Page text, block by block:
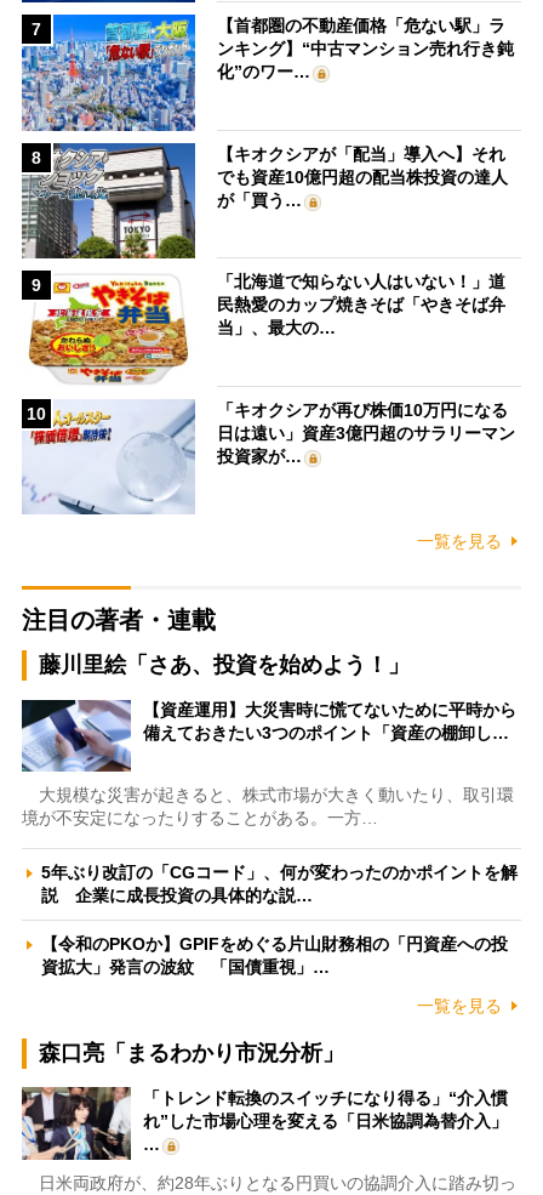
7
【首都圏の不動産価格「危ない駅」ラ
ンキング】“中古マンション売れ行き鈍
化”のワー…
8
【キオクシアが「配当」導入へ】それ
でも資産10億円超の配当株投資の達人
が「買う…
9
「北海道で知らない人はいない！」道
民熱愛のカップ焼きそば「やきそば弁
当」、最大の…
10
「キオクシアが再び株価10万円になる
日は遠い」資産3億円超のサラリーマン
投資家が…
一覧を見る
注目の著者・連載
藤川里絵「さあ、投資を始めよう！」
【資産運用】大災害時に慌てないために平時から
備えておきたい3つのポイント「資産の棚卸し…
大規模な災害が起きると、株式市場が大きく動いたり、取引環
境が不安定になったりすることがある。一方…
5年ぶり改訂の「CGコード」、何が変わったのかポイントを解
説 企業に成長投資の具体的な説…
【令和のPKOか】GPIFをめぐる片山財務相の「円資産への投
資拡大」発言の波紋 「国債重視」…
一覧を見る
森口亮「まるわかり市況分析」
「トレンド転換のスイッチになり得る」“介入慣
れ”した市場心理を変える「日米協調為替介入」
…
日米両政府が、約28年ぶりとなる円買いの協調介入に踏み切っ